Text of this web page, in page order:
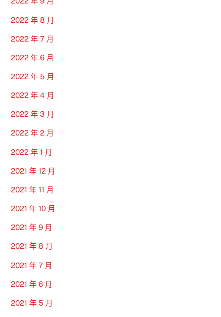
2022 年 8 月
2022 年 7 月
2022 年 6 月
2022 年 5 月
2022 年 4 月
2022 年 3 月
2022 年 2 月
2022 年 1 月
2021 年 12 月
2021 年 11 月
2021 年 10 月
2021 年 9 月
2021 年 8 月
2021 年 7 月
2021 年 6 月
2021 年 5 月